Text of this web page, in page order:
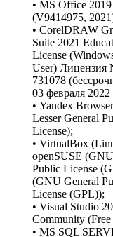
• MS Office 2019
(V9414975,
• CorelDRAW
Suite 2021
License
User) Лицензия
731078
03 февраля 2022
• Yandex
Lesser General
License);
• VirtualBox
openSUSE
Public License
(GNU General
License (GPL));
• Visual Studio
Community
• MS SQL